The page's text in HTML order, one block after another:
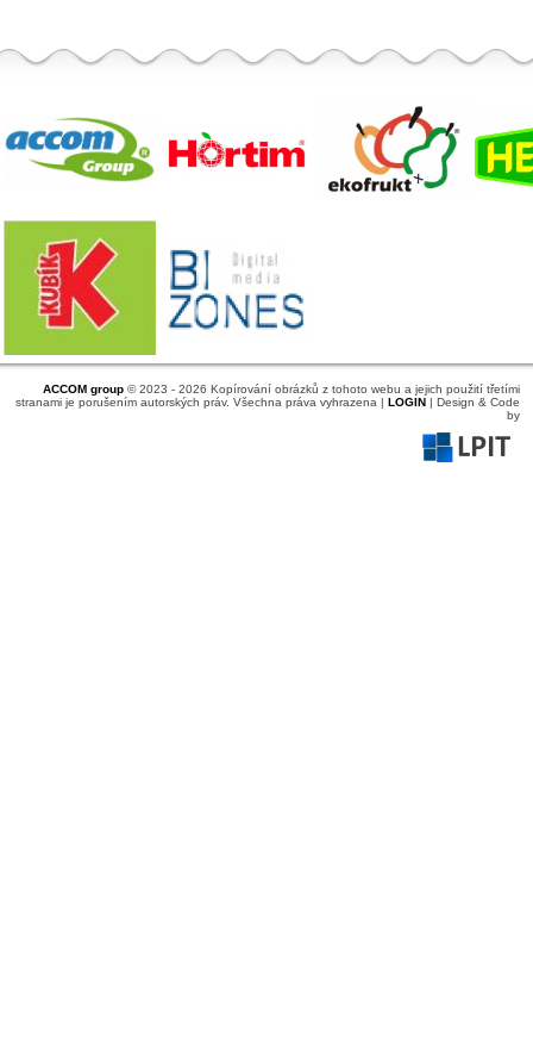
ACCOM group© 2023 - 2026 Kopírování obrázků z tohoto webu a jejich použití třetími
stranami je porušením autorských práv. Všechna práva vyhrazena | LOGIN| Design & Code
by